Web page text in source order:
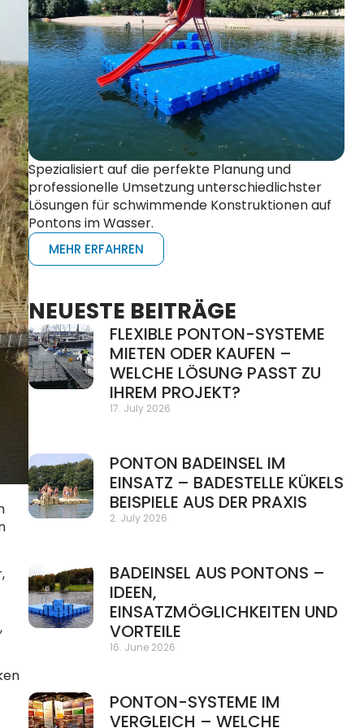
Spezialisiert auf die perfekte Planung und
professionelle Umsetzung unterschiedlichster
Lösungen für schwimmende Konstruktionen auf
Pontons im Wasser.
MEHR ERFAHREN
NEUESTE BEITRÄGE
FLEXIBLE PONTON-SYSTEME
MIETEN ODER KAUFEN –
WELCHE LÖSUNG PASST ZU
IHREM PROJEKT?
17. July 2026
PONTON BADEINSEL IM
EINSATZ – BADESTELLE KÜKELS
BEISPIELE AUS DER PRAXIS
2. July 2026
BADEINSEL AUS PONTONS –
IDEEN,
EINSATZMÖGLICHKEITEN UND
VORTEILE
16. June 2026
PONTON-SYSTEME IM
VERGLEICH – WELCHE